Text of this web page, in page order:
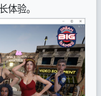
体验。